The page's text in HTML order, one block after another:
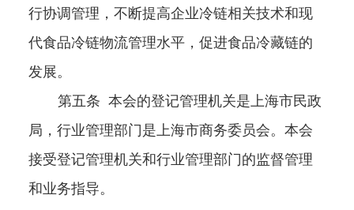
行协调管理，不断提高企业冷链相关技术和现
代食品冷链物流管理水平，促进食品冷藏链的
发展。
第五条 本会的登记管理机关是上海市民政
局，行业管理部门是上海市商务委员会。本会
接受登记管理机关和行业管理部门的监督管理
和业务指导。